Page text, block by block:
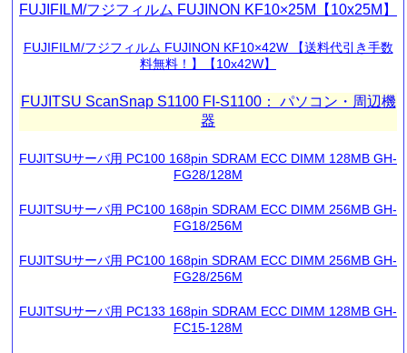
FUJIFILM/フジフィルム FUJINON KF10×25M【10x25M】
FUJIFILM/フジフィルム FUJINON KF10×42W 【送料代引き手数
料無料！】【10x42W】
FUJITSU ScanSnap S1100 FI-S1100： パソコン・周辺機
器
FUJITSUサーバ用 PC100 168pin SDRAM ECC DIMM 128MB GH-
FG28/128M
FUJITSUサーバ用 PC100 168pin SDRAM ECC DIMM 256MB GH-
FG18/256M
FUJITSUサーバ用 PC100 168pin SDRAM ECC DIMM 256MB GH-
FG28/256M
FUJITSUサーバ用 PC133 168pin SDRAM ECC DIMM 128MB GH-
FC15-128M